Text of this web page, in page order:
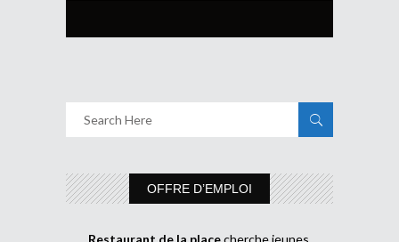
OFFRE D’EMPLOI
Restaurant de la placecherche jeunes